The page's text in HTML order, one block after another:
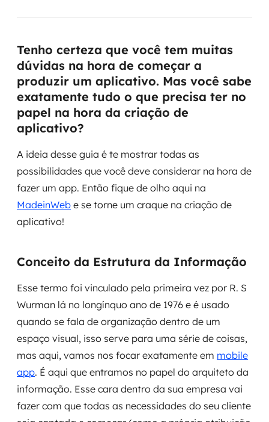
Business Intelligence
Data Lakes & Warehouses
Governança de dados
Desenvolvimento web e mobile
Modernização tecnológica
Arquitetura de soluções
Migração para Cloud
Transformação digital
UX / UI design
Sustentar operações com eficiência
Sustentação de aplicações
SRE / DevOps
Tenho certeza que você tem muitas
dúvidas na hora de começar a
produzir um aplicativo. Mas você sabe
exatamente tudo o que precisa ter no
papel na hora da criação de
aplicativo?
A ideia desse guia é te mostrar todas as
possibilidades que você deve considerar na hora de
fazer um app. Então fique de olho aqui na
MadeinWeb e se torne um craque na criação de
aplicativo!
Conceito da Estrutura da Informação
Esse termo foi vinculado pela primeira vez por R. S
Wurman lá no longínquo ano de 1976 e é usado
quando se fala de organização dentro de um
espaço visual, isso serve para uma série de coisas,
mas aqui, vamos nos focar exatamente em mobile
app. É aqui que entramos no papel do arquiteto da
informação. Esse cara dentro da sua empresa vai
fazer com que todas as necessidades do seu cliente